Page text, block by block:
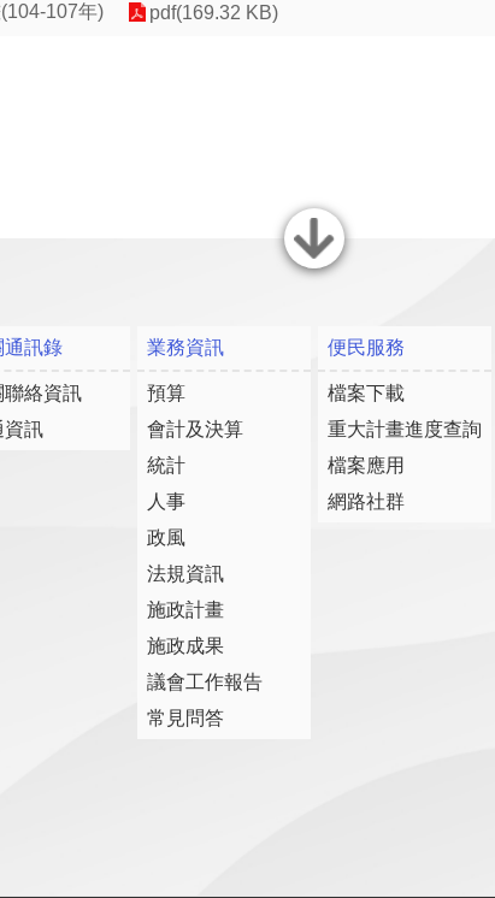
107年) pdf(169.32 KB)
關閉
通訊錄
聯絡資訊
資訊
業務資訊
預算
會計及決算
統計
人事
政風
法規資訊
施政計畫
施政成果
議會工作報告
常見問答
便民服務
檔案下載
重大計畫進度查詢
檔案應用
網路社群